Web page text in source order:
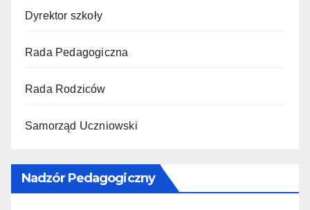
Dyrektor szkoły
Rada Pedagogiczna
Rada Rodziców
Samorząd Uczniowski
Nadzór Pedagogiczny